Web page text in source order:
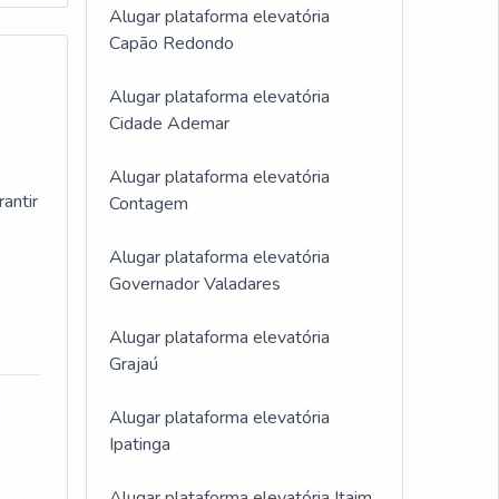
Alugar plataforma elevatória
Capão Redondo
Alugar plataforma elevatória
Cidade Ademar
Alugar plataforma elevatória
Contagem
Alugar plataforma elevatória
Governador Valadares
Alugar plataforma elevatória
Grajaú
Alugar plataforma elevatória
Ipatinga